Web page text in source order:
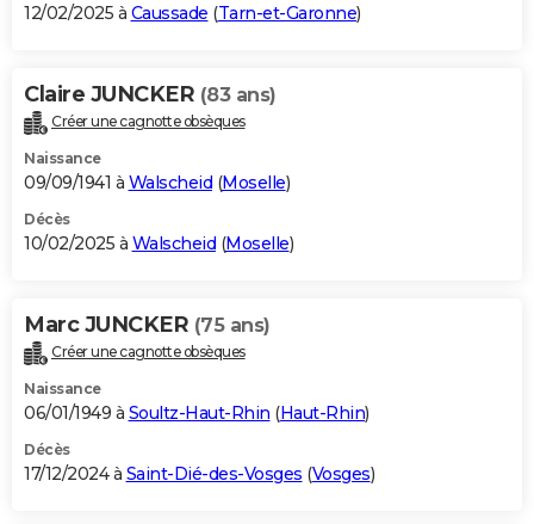
12/02/2025 à Caussade (Tarn-et-Garonne)
Claire JUNCKER (83 ans)
Créer une cagnotte obsèques
Naissance
09/09/1941 à Walscheid (Moselle)
Décès
10/02/2025 à Walscheid (Moselle)
Marc JUNCKER (75 ans)
Créer une cagnotte obsèques
Naissance
06/01/1949 à Soultz-Haut-Rhin (Haut-Rhin)
Décès
17/12/2024 à Saint-Dié-des-Vosges (Vosges)